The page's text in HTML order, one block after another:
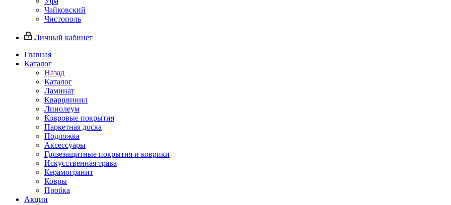
Чайковский
Чистополь
Личный кабинет
Главная
Каталог
Назад
Каталог
Ламинат
Кварцвинил
Линолеум
Ковровые покрытия
Паркетная доска
Подложка
Аксессуары
Грязезащитные покрытия и коврики
Искусственная трава
Керамогранит
Ковры
Пробка
Акции